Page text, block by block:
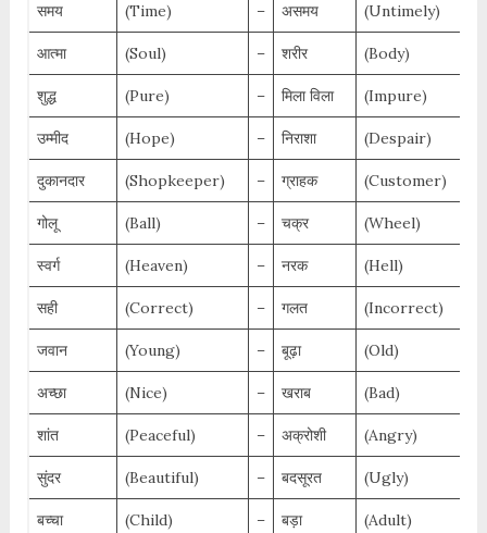
समय (Time) – असमय (Untimely)
आत्मा (Soul) – शरीर (Body)
शुद्ध (Pure) – मिला विला (Impure)
उम्मीद (Hope) – निराशा (Despair)
दुकानदार (Shopkeeper) – ग्राहक (Customer)
गोलू (Ball) – चक्र (Wheel)
स्वर्ग (Heaven) – नरक (Hell)
सही (Correct) – गलत (Incorrect)
जवान (Young) – बूढ़ा (Old)
अच्छा (Nice) – खराब (Bad)
शांत (Peaceful) – अक्रोशी (Angry)
सुंदर (Beautiful) – बदसूरत (Ugly)
बच्चा (Child) – बड़ा (Adult)